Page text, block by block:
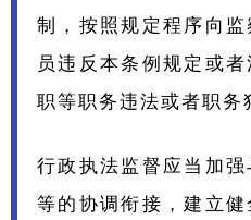
制，按照规定程序向
员违反本条例规定或
职等职务违法或者职务
行政执法监督应当加
等的协调衔接，建立